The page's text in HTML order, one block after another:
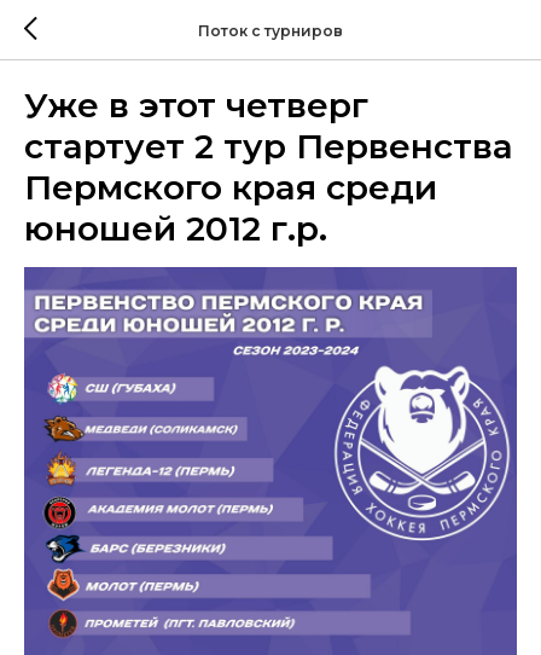
Поток с турниров
Уже в этот четверг
стартует 2 тур Первенства
Пермского края среди
юношей 2012 г.р.